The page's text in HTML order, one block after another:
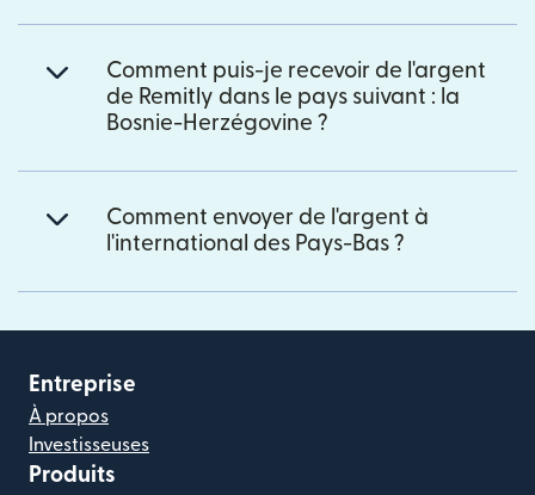
Comment puis-je recevoir de l'argent
de Remitly dans le pays suivant : la
Bosnie-Herzégovine ?
Comment envoyer de l'argent à
l'international des Pays-Bas ?
Entreprise
À propos
Investisseuses
Produits